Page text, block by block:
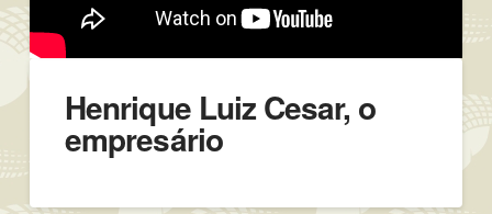
Henrique Luiz Cesar, o
empresário